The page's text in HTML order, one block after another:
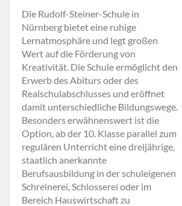
Die Rudolf-Steiner-Schule in
Nürnberg bietet eine ruhige
Lernatmosphäre und legt großen
Wert auf die Förderung von
Kreativität. Die Schule ermöglicht den
Erwerb des Abiturs oder des
Realschulabschlusses und eröffnet
damit unterschiedliche Bildungswege.
Besonders erwähnenswert ist die
Option, ab der 10. Klasse parallel zum
regulären Unterricht eine dreijährige,
staatlich anerkannte
Berufsausbildung in der schuleigenen
Schreinerei, Schlosserei oder im
Bereich Hauswirtschaft zu